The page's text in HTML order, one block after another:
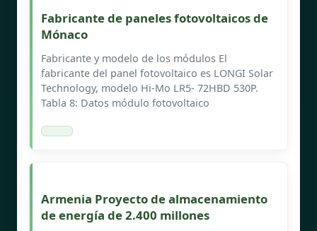
Fabricante de paneles fotovoltaicos de
Mónaco
Fabricante y modelo de los módulos El
fabricante del panel fotovoltaico es LONGI Solar
Technology, modelo Hi-Mo LR5- 72HBD 530P.
Tabla 8: Datos módulo fotovoltaico
Armenia Proyecto de almacenamiento
de energía de 2.400 millones